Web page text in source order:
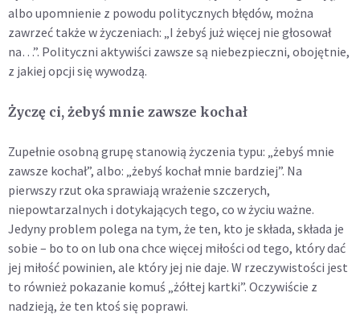
albo upomnienie z powodu politycznych błędów, można
zawrzeć także w życzeniach: „I żebyś już więcej nie głosował
na…”. Polityczni aktywiści zawsze są niebezpieczni, obojętnie,
z jakiej opcji się wywodzą.
Życzę ci, żebyś mnie zawsze kochał
Zupełnie osobną grupę stanowią życzenia typu: „żebyś mnie
zawsze kochał”, albo: „żebyś kochał mnie bardziej”. Na
pierwszy rzut oka sprawiają wrażenie szczerych,
niepowtarzalnych i dotykających tego, co w życiu ważne.
Jedyny problem polega na tym, że ten, kto je składa, składa je
sobie – bo to on lub ona chce więcej miłości od tego, który dać
jej miłość powinien, ale który jej nie daje. W rzeczywistości jest
to również pokazanie komuś „żółtej kartki”. Oczywiście z
nadzieją, że ten ktoś się poprawi.